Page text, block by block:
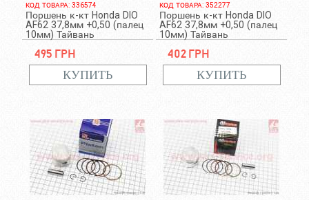
КОД ТОВАРА: 336574
Поршень к-кт Honda DIO
AF62 37,8мм +0,50 (палец
10мм) Тайвань
495 грн
КОД ТОВАРА: 352277
Поршень к-кт Honda DIO
AF62 37,8мм +0,50 (палец
10мм) Тайвань
402 грн